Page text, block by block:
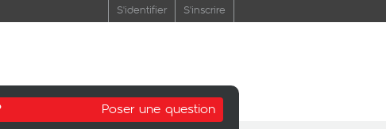
S'identifier S'inscrire
Poser une question